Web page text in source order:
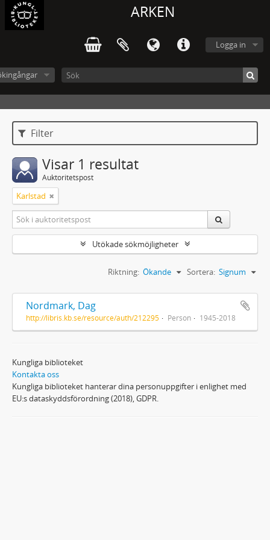
ARKEN
Logga in
Filter
Visar 1 resultat
Auktoritetspost
Karlstad
Utökade sökmöjligheter
Sortera: Signum
Riktning: Ökande
Nordmark, Dag
http://libris.kb.se/resource/auth/212295 Person 1945-2018
Kungliga biblioteket
Kontakta oss
Kungliga biblioteket hanterar dina personuppgifter i enlighet med
EU:s dataskyddsförordning (2018), GDPR.